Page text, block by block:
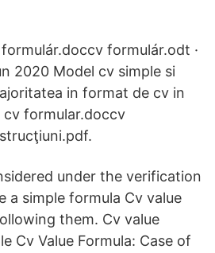
formulár.odt ·
2020 Model cv simple si
in format de cv in
formular.doccv
under the verification
a simple formula Cv value
them. Cv value
Cv Value Formula: Case of